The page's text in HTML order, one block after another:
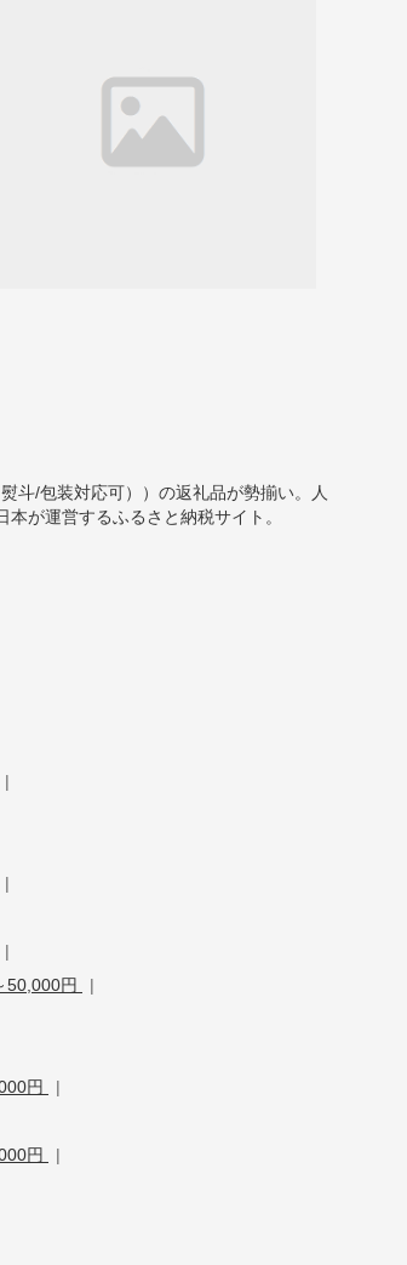
斗/包装対応可））の返礼品が勢揃い。人
が運営するふるさと納税サイト。
|
|
|
50,000円
|
円
|
円
|